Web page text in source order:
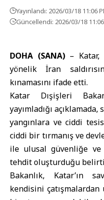
Yayınlandı: 2026/03/18 11:06
Güncellendi: 2026/03/18
DOHA (SANA)– Katar,
yönelikİran
kınamasını ifade etti.
Katar Dışişleri
yayımladığı
yangınlara ve ciddi
ciddi bir tırmanış ve
ile ulusal güvenliğe ve
tehdit oluşturduğu
Bakanlık, Katar’ın
kendisini